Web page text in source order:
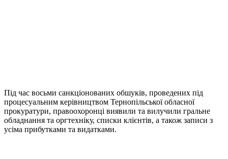
Під час восьми санкціонованих обшуків, проведених під
процесуальним керівництвом Тернопільської обласної
прокуратури, правоохоронці виявили та вилучили гральне
обладнання та оргтехніку, списки клієнтів, а також записи з
усіма прибутками та видатками.